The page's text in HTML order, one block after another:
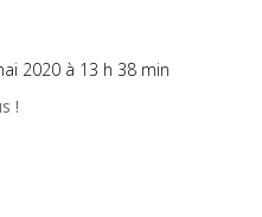
2020 à 13 h 38 min
!